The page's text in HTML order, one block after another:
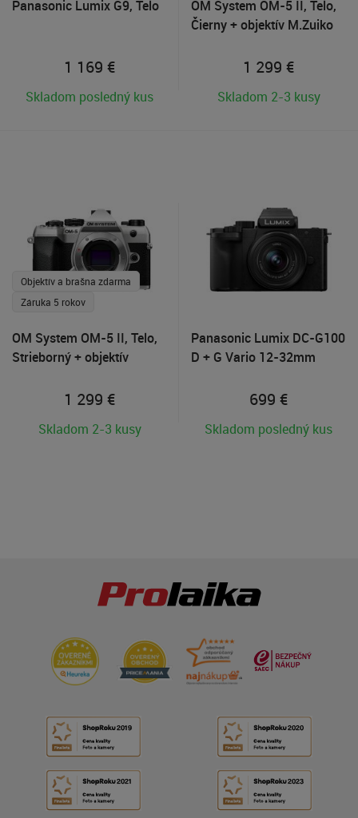
Panasonic Lumix G9, Telo
1 169 €
Skladom posledný kus
OM System OM-5 II, Telo,
Čierny + objektív M.Zuiko
1 299 €
Skladom 2-3 kusy
Objektív a brašna zdarma
Záruka 5 rokov
OM System OM-5 II, Telo,
Strieborný + objektív
1 299 €
Skladom 2-3 kusy
Panasonic Lumix DC-G100
D + G Vario 12-32mm
699 €
Skladom posledný kus